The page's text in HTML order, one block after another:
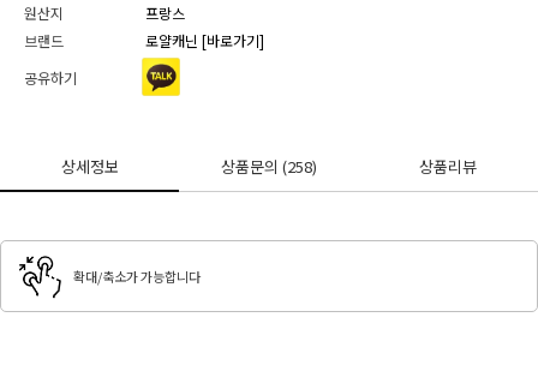
원산지
프랑스
브랜드
로얄캐닌 [바로가기]
공유하기
상세정보 상품문의 (258) 상품리뷰
확대/축소가 가능합니다